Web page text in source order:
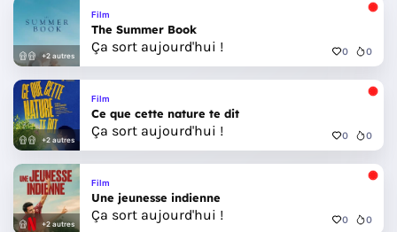
+2 autres
Film
The Summer Book
Ça sort aujourd'hui ! 0 0
+2 autres
Film
Ce que cette nature te dit
Ça sort aujourd'hui ! 0 0
+2 autres
Film
Une jeunesse indienne
Ça sort aujourd'hui ! 0 0